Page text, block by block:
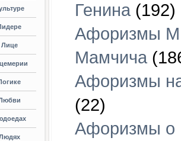
Генина (192)
Афоризмы
Мамчича
Афоризмы
(22)
Афоризмы о